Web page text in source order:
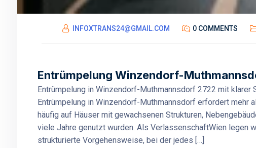
INFOXTRANS24@GMAIL.COM 0 COMMENTS
Entrümpelung Winzendorf-
Entrümpelung in Winzendorf-Muthmannsdorf 2722 mit klarer
Entrümpelung in Winzendorf-Muthmannsdorf erfordert mehr
häufig auf Häuser mit gewachsenen Strukturen,
viele Jahre genutzt wurden. Als VerlassenschaftWien legen
strukturierte Vorgehensweise, bei der jedes […]